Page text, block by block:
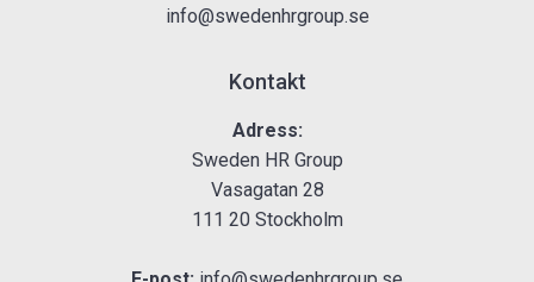
info@swedenhrgroup.se
Kontakt
Adress:
Sweden HR Group
Vasagatan 28
111 20 Stockholm